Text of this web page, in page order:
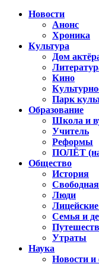
Новости
Анонс
Хроника
Культура
Дом
Кино
Парк
Образование
Школа и
Учитель
Реформы
ПОЛЁТ
Общество
История
Люди
Семья и
Утраты
Наука
Новости